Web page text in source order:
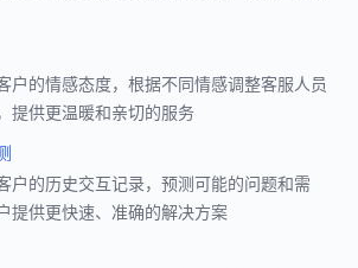
户的情感态度，根据不同情感调整客服人员
提供更温暖和亲切的服务
户的历史交互记录，预测可能的问题和需
提供更快速、准确的解决方案